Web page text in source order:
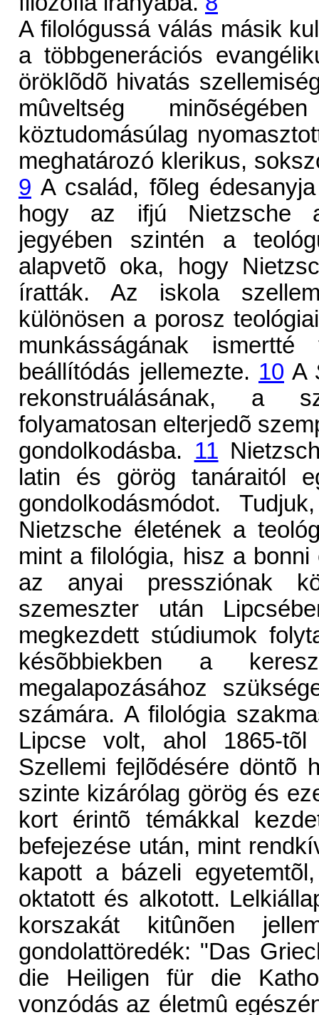
A filológussá válás másik
a többgenerációs
öröklõdõ hivatás
mûveltség
köztudomásúlag
meghatározó klerikus,
9 A család, fõleg
hogy az ifjú Nietzsche a
jegyében szintén a
alapvetõ oka, hogy
íratták. Az iskola
különösen a porosz
munkásságának
beállítódás jellemezte. 10 A
rekonstruálásának, a
folyamatosan elterjedõ
gondolkodásba. 11
latin és görög tanáraitól
gondolkodásmódot.
Nietzsche életének a
mint a filológia, hisz a
az anyai pressziónak
szemeszter után
megkezdett stúdiumok
késõbbiekben a
megalapozásához
számára. A filológia
Lipcse volt, ahol 1865-tõl
Szellemi fejlõdésére döntõ
szinte kizárólag görög és
kort érintõ témákkal
befejezése után, mint
kapott a bázeli
oktatott és alkotott.
korszakát kitûnõen
gondolattöredék: "Das
die Heiligen für die
vonzódás az életmû